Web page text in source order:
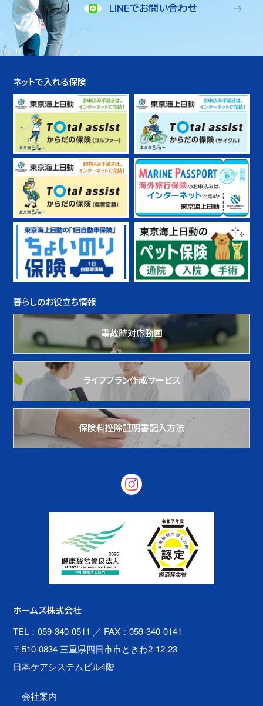
LINEでお問い合わせ
ネットで入れる保険
暮らしのお役立ち情報
事故時対応動画
ライフプラン作成サービス
保険料控除証明書記入方法
ホームズ株式会社
TEL：059-340-0511 ／ FAX：059-340-0141
〒510-0834 三重県四日市市ときわ2-12-23
日本ケアシステムビル4階
会社案内